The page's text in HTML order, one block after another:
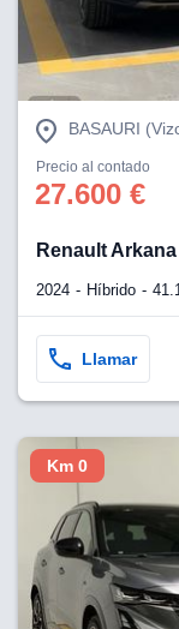
BASAURI
Precio al contado
27.600 €
Renault
2024 Híbrido
Llamar
Km 0